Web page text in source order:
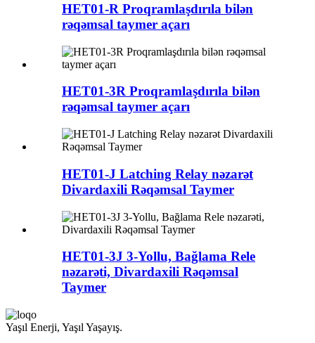
HET01-R Proqramlaşdırıla bilən
rəqəmsal taymer açarı
HET01-3R Proqramlaşdırıla bilən
rəqəmsal taymer açarı
HET01-J Latching Relay nəzarət
Divardaxili Rəqəmsal Taymer
HET01-3J 3-Yollu, Bağlama Rele
nəzarəti, Divardaxili Rəqəmsal
Taymer
Yaşıl Enerji, Yaşıl Yaşayış.